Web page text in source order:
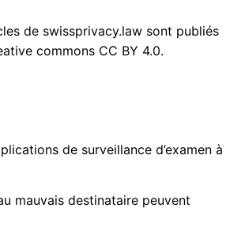
de swissprivacy.law sont publiés
commons CC BY 4.0.
de surveillance d’examen à
mauvais destinataire peuvent